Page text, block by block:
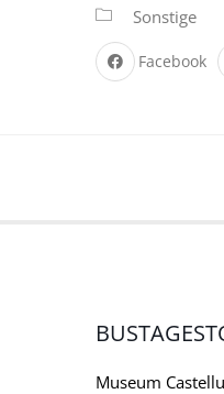
Sonstige
Facebook
Museum